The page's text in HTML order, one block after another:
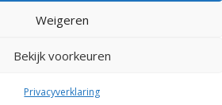
Weigeren
Bekijk voorkeuren
Privacyverklaring
De Ronde Venen